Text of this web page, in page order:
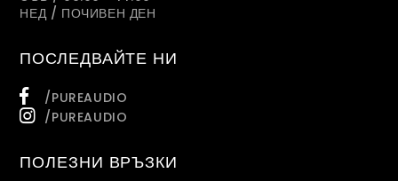
НЕД / ПОЧИВЕН ДЕН
ПОСЛЕДВАЙТЕ НИ
/PUREAUDIO
/PUREAUDIO
ПОЛЕЗНИ ВРЪЗКИ